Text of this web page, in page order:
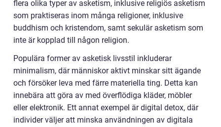
flera olika typer av asketism, inklusive religiös asketism
som praktiseras inom många religioner, inklusive
buddhism och kristendom, samt sekulär asketism som
inte är kopplad till någon religion.
Populära former av asketisk livsstil inkluderar
minimalism, där människor aktivt minskar sitt ägande
och försöker leva med färre materiella ting. Detta kan
innebära att göra av med överflödiga kläder, möbler
eller elektronik. Ett annat exempel är digital detox, där
individer väljer att minska användningen av digitala